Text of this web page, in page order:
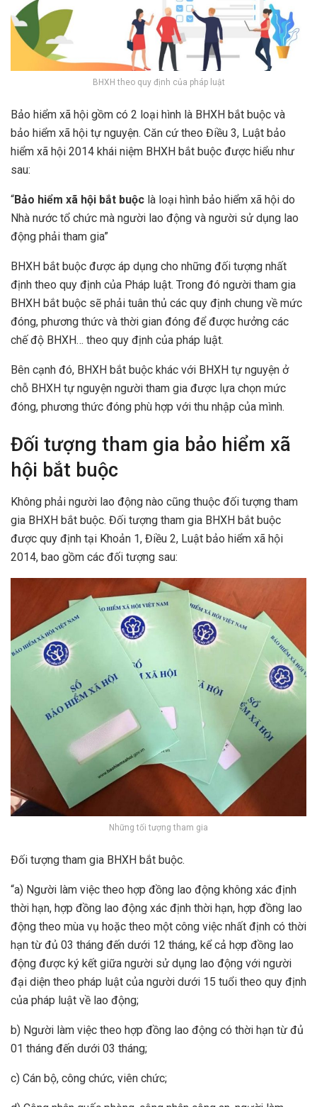
BHXH theo quy định của pháp luật
Bảo hiểm xã hội gồm có 2 loại hình là BHXH bắt buộc và
bảo hiểm xã hội tự nguyện. Căn cứ theo Điều 3, Luật bảo
hiểm xã hội 2014 khái niệm BHXH bắt buộc được hiểu như
sau:
“Bảo hiểm xã hội bắt buộc là loại hình bảo hiểm xã hội do
Nhà nước tổ chức mà người lao động và người sử dụng lao
động phải tham gia”
BHXH bắt buộc được áp dụng cho những đối tượng nhất
định theo quy định của Pháp luật. Trong đó người tham gia
BHXH bắt buộc sẽ phải tuân thủ các quy định chung về mức
đóng, phương thức và thời gian đóng để được hưởng các
chế độ BHXH… theo quy định của pháp luật.
Bên cạnh đó, BHXH bắt buộc khác với BHXH tự nguyện ở
chỗ BHXH tự nguyện người tham gia được lựa chọn mức
đóng, phương thức đóng phù hợp với thu nhập của mình.
Đối tượng tham gia bảo hiểm xã
hội bắt buộc
Không phải người lao động nào cũng thuộc đối tượng tham
gia BHXH bắt buộc. Đối tượng tham gia BHXH bắt buộc
được quy định tại Khoản 1, Điều 2, Luật bảo hiểm xã hội
2014, bao gồm các đối tượng sau:
Những tối tượng tham gia
Đối tượng tham gia BHXH bắt buộc.
“a) Người làm việc theo hợp đồng lao động không xác định
thời hạn, hợp đồng lao động xác định thời hạn, hợp đồng lao
động theo mùa vụ hoặc theo một công việc nhất định có thời
hạn từ đủ 03 tháng đến dưới 12 tháng, kể cả hợp đồng lao
động được ký kết giữa người sử dụng lao động với người
đại diện theo pháp luật của người dưới 15 tuổi theo quy định
của pháp luật về lao động;
b) Người làm việc theo hợp đồng lao động có thời hạn từ đủ
01 tháng đến dưới 03 tháng;
c) Cán bộ, công chức, viên chức;